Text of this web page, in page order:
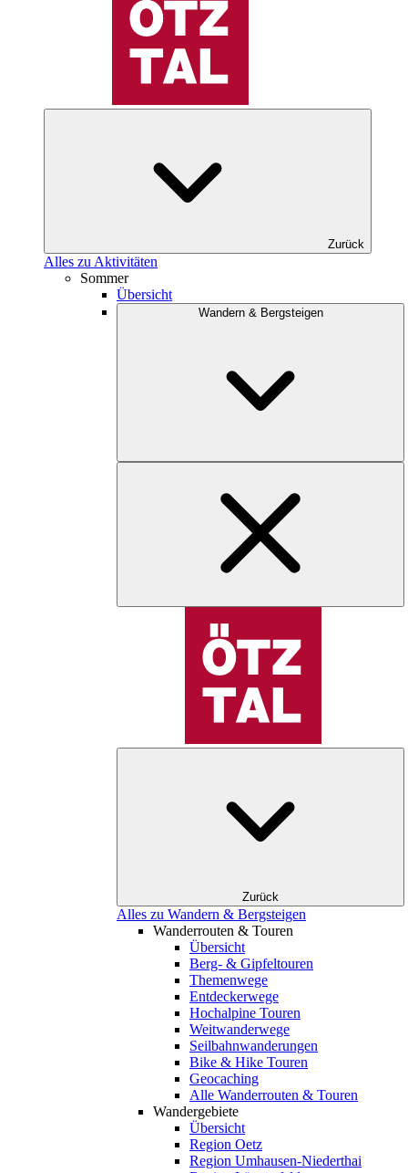
Zurück
Alles zu Aktivitäten
Sommer
Übersicht
Wandern & Bergsteigen
Zurück
Alles zu Wandern & Bergsteigen
Wanderrouten & Touren
Übersicht
Berg- & Gipfeltouren
Themenwege
Entdeckerwege
Hochalpine Touren
Weitwanderwege
Seilbahnwanderungen
Bike & Hike Touren
Geocaching
Alle Wanderrouten & Touren
Wandergebiete
Übersicht
Region Oetz
Region Umhausen-Niederthai